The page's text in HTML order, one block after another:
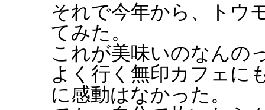
それで今年から、トウ
てみた。
これが美味いのなんの
よく行く無印カフェに
に感動はなかった。